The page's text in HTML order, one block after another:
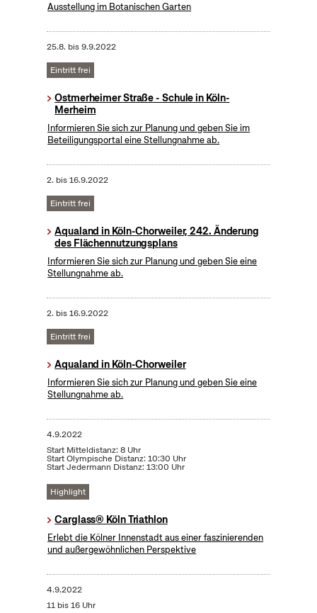
Ausstellung im Botanischen Garten
25.8. bis9.9.2022
Eintritt frei
Ostmerheimer Straße - Schule in Köln-
Merheim
Informieren Sie sich zur Planung und geben Sie im
Beteiligungsportal eine Stellungnahme ab.
2. bis16.9.2022
Eintritt frei
Aqualand in Köln-Chorweiler, 242. Änderung
des Flächennutzungsplans
Informieren Sie sich zur Planung und geben Sie eine
Stellungnahme ab.
2. bis16.9.2022
Eintritt frei
Aqualand in Köln-Chorweiler
Informieren Sie sich zur Planung und geben Sie eine
Stellungnahme ab.
4.9.2022
Start Mitteldistanz: 8 Uhr
Start Olympische Distanz: 10:30 Uhr
Start Jedermann Distanz: 13:00 Uhr
Highlight
Carglass® Köln Triathlon
Erlebt die Kölner Innenstadt aus einer faszinierenden
und außergewöhnlichen Perspektive
4.9.2022
11 bis 16 Uhr